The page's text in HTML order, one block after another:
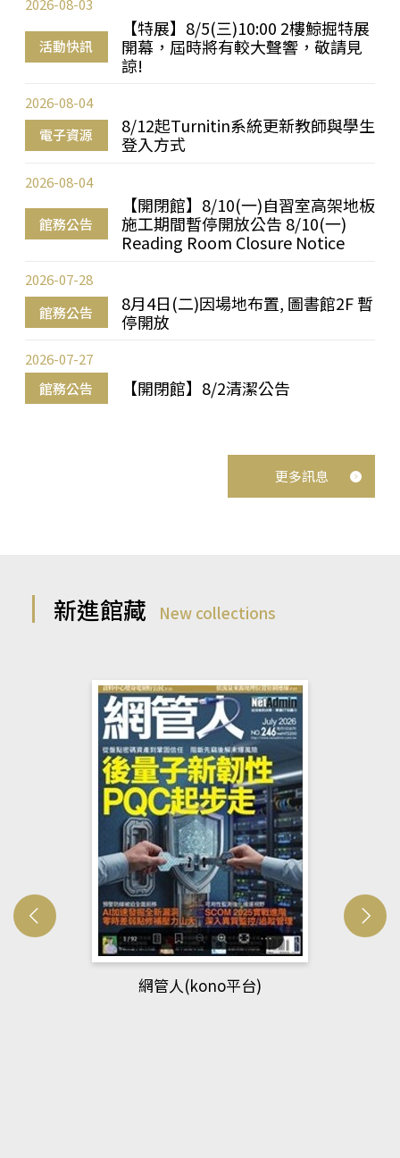
活動快訊
【特展】8/5(三)10:00 2樓鯨掘特展
開幕，屆時將有較大聲響，敬請見
諒!
2026-08-03
電子資源
8/12起Turnitin系統更新教師與學生
登入方式
2026-08-04
館務公告
【開閉館】8/10(一)自習室高架地板
施工期間暫停開放公告 8/10(一)
Reading Room Closure Notice
2026-08-04
館務公告
8月4日(二)因場地布置, 圖書館2F 暫
停開放
2026-07-28
館務公告 【開閉館】8/2清潔公告
2026-07-27
更多訊息
新進館藏 New collections
網管人(kono平台)